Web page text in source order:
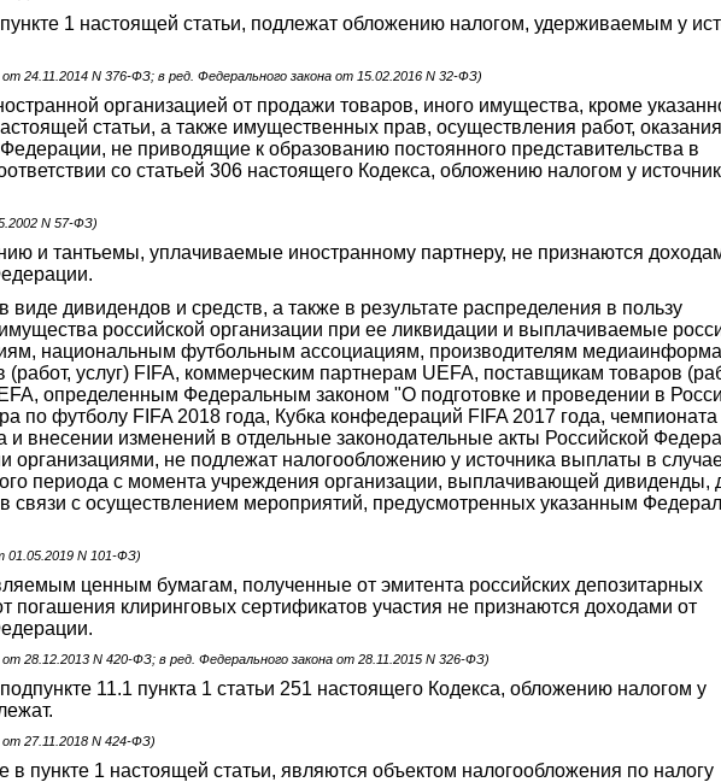
1 настоящей статьи, подлежат обложению налогом, удерживаемым у
24.11.2014 N 376-ФЗ; в ред. Федерального закона от 15.02.2016 N 32-ФЗ)
организацией от продажи товаров, иного имущества, кроме
статьи, а также имущественных прав, осуществления работ,
не приводящие к образованию постоянного представительства в
со статьей 306 настоящего Кодекса, обложению налогом у
N 57-ФЗ)
и тантьемы, уплачиваемые иностранному партнеру, не признаются
дивидендов и средств, а также в результате распределения в пользу
российской организации при ее ликвидации и выплачиваемые
национальным футбольным ассоциациям, производителям
услуг) FIFA, коммерческим партнерам UEFA, поставщикам товаров
определенным Федеральным законом "О подготовке и проведении в
по футболу FIFA 2018 года, Кубка конфедераций FIFA 2017 года,
и внесении изменений в отдельные законодательные акты Российской
не подлежат налогообложению у источника выплаты в
периода с момента учреждения организации, выплачивающей дивиденды,
в связи с осуществлением мероприятий, предусмотренных указанным
01.05.2019 N 101-ФЗ)
ценным бумагам, полученные от эмитента российских депозитарных
погашения клиринговых сертификатов участия не признаются доходами от
28.12.2013 N 420-ФЗ; в ред. Федерального закона от 28.11.2015 N 326-ФЗ)
11.1 пункта 1 статьи 251 настоящего Кодекса, обложению налогом у
27.11.2018 N 424-ФЗ)
пункте 1 настоящей статьи, являются объектом налогообложения по налогу